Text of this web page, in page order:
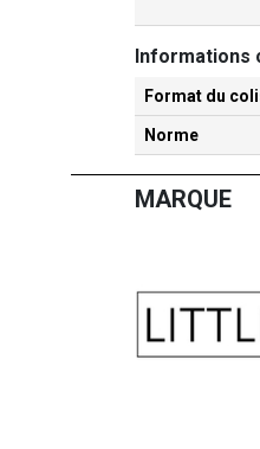
Informations
Format du
Norme
MARQUE